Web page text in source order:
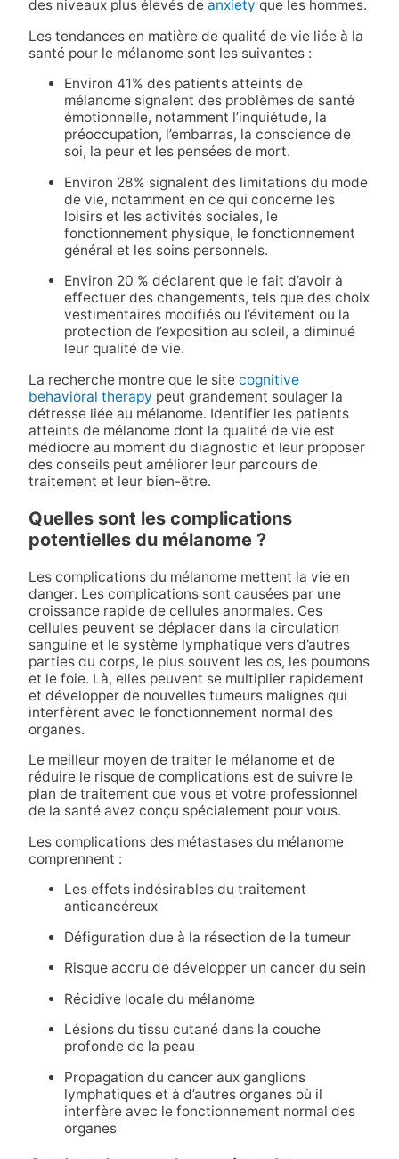
des niveaux plus élevés de anxiety que les hommes.
Les tendances en matière de qualité de vie liée à la
santé pour le mélanome sont les suivantes :
Environ 41% des patients atteints de
mélanome signalent des problèmes de santé
émotionnelle, notamment l’inquiétude, la
préoccupation, l’embarras, la conscience de
soi, la peur et les pensées de mort.
Environ 28% signalent des limitations du mode
de vie, notamment en ce qui concerne les
loisirs et les activités sociales, le
fonctionnement physique, le fonctionnement
général et les soins personnels.
Environ 20 % déclarent que le fait d’avoir à
effectuer des changements, tels que des choix
vestimentaires modifiés ou l’évitement ou la
protection de l’exposition au soleil, a diminué
leur qualité de vie.
La recherche montre que le site cognitive
behavioral therapy peut grandement soulager la
détresse liée au mélanome. Identifier les patients
atteints de mélanome dont la qualité de vie est
médiocre au moment du diagnostic et leur proposer
des conseils peut améliorer leur parcours de
traitement et leur bien-être.
Quelles sont les complications
potentielles du mélanome ?
Les complications du mélanome mettent la vie en
danger. Les complications sont causées par une
croissance rapide de cellules anormales. Ces
cellules peuvent se déplacer dans la circulation
sanguine et le système lymphatique vers d’autres
parties du corps, le plus souvent les os, les poumons
et le foie. Là, elles peuvent se multiplier rapidement
et développer de nouvelles tumeurs malignes qui
interfèrent avec le fonctionnement normal des
organes.
Le meilleur moyen de traiter le mélanome et de
réduire le risque de complications est de suivre le
plan de traitement que vous et votre professionnel
de la santé avez conçu spécialement pour vous.
Les complications des métastases du mélanome
comprennent :
Les effets indésirables du traitement
anticancéreux
Défiguration due à la résection de la tumeur
Risque accru de développer un cancer du sein
Récidive locale du mélanome
Lésions du tissu cutané dans la couche
profonde de la peau
Propagation du cancer aux ganglions
lymphatiques et à d’autres organes où il
interfère avec le fonctionnement normal des
organes